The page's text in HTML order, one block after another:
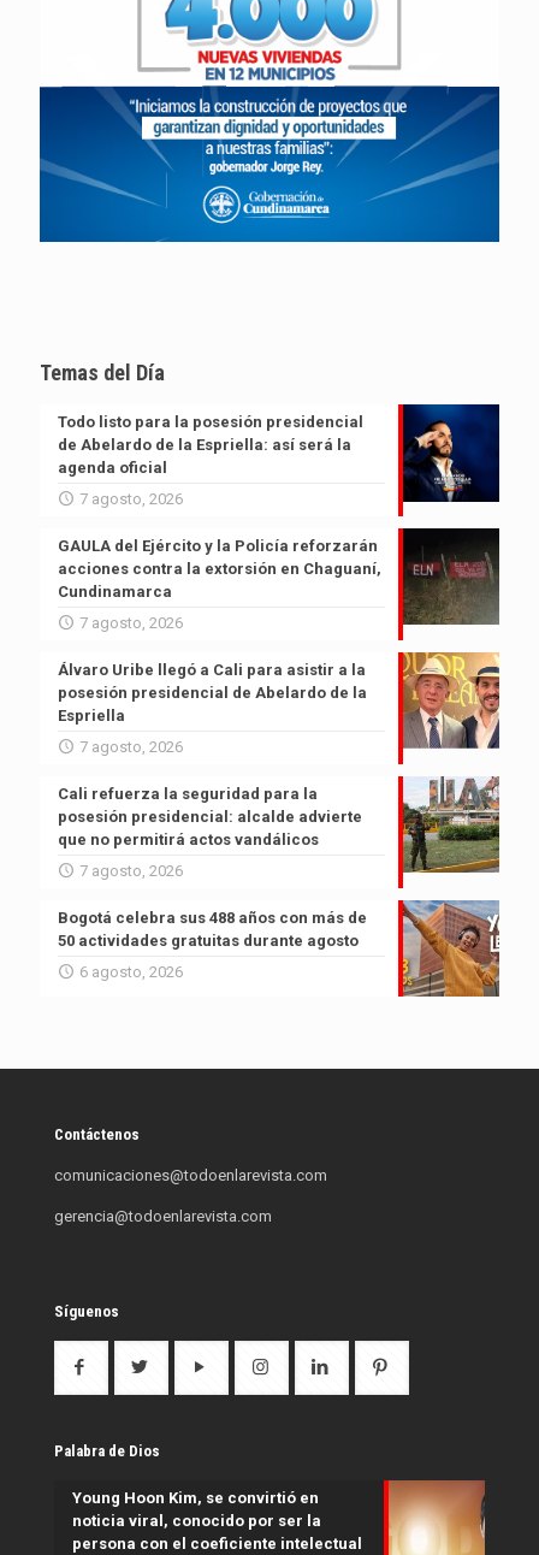
Temas del Día
Todo listo para la posesión presidencial
de Abelardo de la Espriella: así será la
agenda oficial
7 agosto, 2026
GAULA del Ejército y la Policía reforzarán
acciones contra la extorsión en Chaguaní,
Cundinamarca
7 agosto, 2026
Álvaro Uribe llegó a Cali para asistir a la
posesión presidencial de Abelardo de la
Espriella
7 agosto, 2026
Cali refuerza la seguridad para la
posesión presidencial: alcalde advierte
que no permitirá actos vandálicos
7 agosto, 2026
Bogotá celebra sus 488 años con más de
50 actividades gratuitas durante agosto
6 agosto, 2026
Contáctenos
comunicaciones@todoenlarevista.com
gerencia@todoenlarevista.com
Síguenos
Palabra de Dios
Young Hoon Kim, se convirtió en
noticia viral, conocido por ser la
persona con el coeficiente intelectual